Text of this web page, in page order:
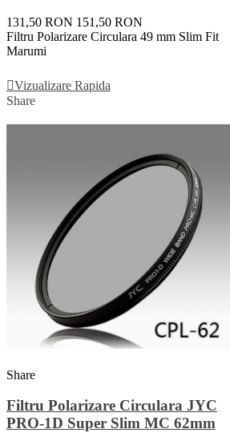
131,50 RON 151,50 RON
Filtru Polarizare Circulara 49 mm Slim Fit
Marumi
Vizualizare Rapida
Share
Share
Filtru Polarizare Circulara JYC
PRO-1D Super Slim MC 62mm